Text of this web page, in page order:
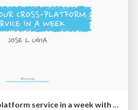
Build your cross-platform service in a week with App Engine